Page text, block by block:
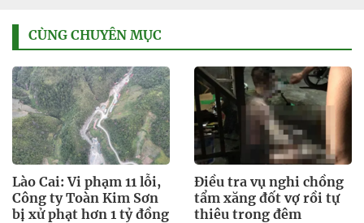
CÙNG CHUYÊN MỤC
Lào Cai: Vi phạm 11 lỗi,
Công ty Toàn Kim Sơn
bị xử phạt hơn 1 tỷ đồng
Điều tra vụ nghi chồng
tẩm xăng đốt vợ rồi tự
thiêu trong đêm